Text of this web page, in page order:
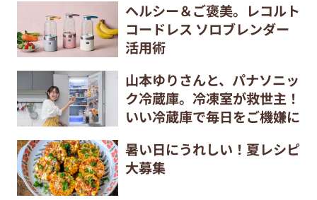
ヘルシー＆ご褒美。レコルト
コードレス ソロブレンダー
活用術
山本ゆりさんと、パナソニッ
ク冷蔵庫。冷凍室が救世主！
いい冷蔵庫で毎日をご機嫌に
暑い日にうれしい！夏レシピ
大募集